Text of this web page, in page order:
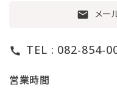
mail メー
call TEL : 082-854-
営業時間